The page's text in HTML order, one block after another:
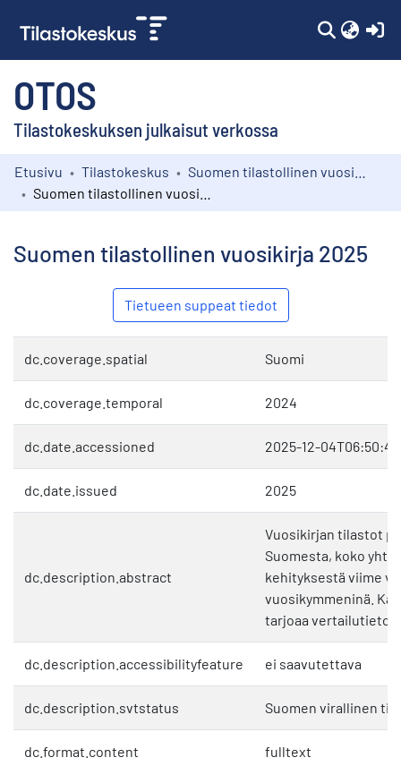
OTOS
Tilastokeskuksen julkaisut verkossa
Kokoelmat
Etusivu Tilastokeskus
Suomen tilastollinen vuosikirja 2025
Tietueen suppeat tiedot
dc.coverage.spatial Suomi
dc.coverage.temporal 2024
dc.date.accessioned 2025-12-
dc.date.issued 2025
dc.description.abstract
Vuosikirjan tilastot
Suomesta, koko
kehityksestä viime
vuosikymmeninä.
tarjoaa
dc.description.accessibilityfeature ei saavutettava
dc.description.svtstatus Suomen virallinen
dc.format.content fulltext